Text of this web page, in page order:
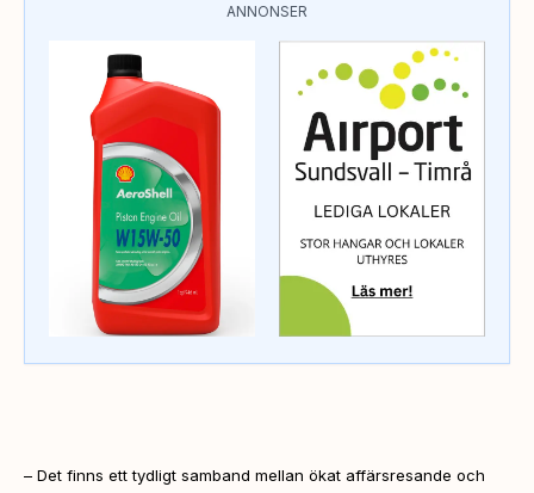
ANNONSER
– Det finns ett tydligt samband mellan ökat affärsresande och